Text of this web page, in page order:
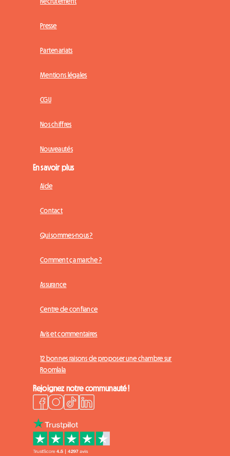
Presse
Partenariats
Mentions légales
CGU
Nos chiffres
Nouveautés
En savoir plus
Aide
Contact
Qui sommes-nous ?
Comment ça marche ?
Assurance
Centre de confiance
Avis et commentaires
12 bonnes raisons de proposer une chambre sur
Roomlala
Rejoignez notre communauté !